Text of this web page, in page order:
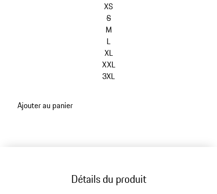
XS
S
M
L
XL
XXL
3XL
aux
Ajouter au panier
Détails du produit